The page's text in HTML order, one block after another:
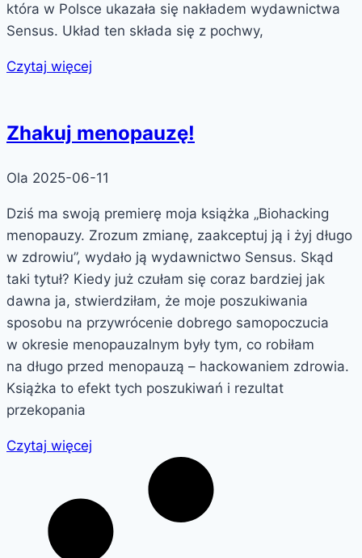
która w Polsce ukazała się nakładem wydawnictwa
Sensus. Układ ten składa się z pochwy,
Czytaj więcej
Zhakuj menopauzę!
Ola 2025-06-11
Dziś ma swoją premierę moja książka „Biohacking
menopauzy. Zrozum zmianę, zaakceptuj ją i żyj długo
w zdrowiu”, wydało ją wydawnictwo Sensus. Skąd
taki tytuł? Kiedy już czułam się coraz bardziej jak
dawna ja, stwierdziłam, że moje poszukiwania
sposobu na przywrócenie dobrego samopoczucia
w okresie menopauzalnym były tym, co robiłam
na długo przed menopauzą – hackowaniem zdrowia.
Książka to efekt tych poszukiwań i rezultat
przekopania
Czytaj więcej